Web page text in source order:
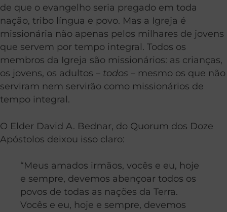
de que o evangelho seria pregado em toda
nação, tribo língua e povo. Mas a Igreja é
missionária não apenas pelos milhares de jovens
que servem por tempo integral. Todos os
membros da Igreja são missionários: as crianças,
os jovens, os adultos – todos – mesmo os que não
serviram nem servirão como missionários de
tempo integral.
O Elder David A. Bednar, do Quorum dos Doze
Apóstolos deixou isso claro:
“Meus amados irmãos, vocês e eu, hoje
e sempre, devemos abençoar todos os
povos de todas as nações da Terra.
Vocês e eu, hoje e sempre, devemos